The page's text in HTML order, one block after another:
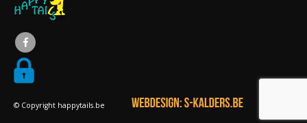
© Copyright happytails.be